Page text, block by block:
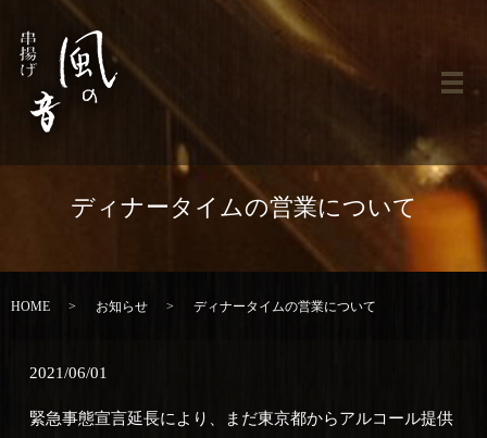
メ
ディナータイムの営業について
HOME お知らせ ディナータイムの営業について
2021/06/01
緊急事態宣言延長により、まだ東京都からアルコール提供